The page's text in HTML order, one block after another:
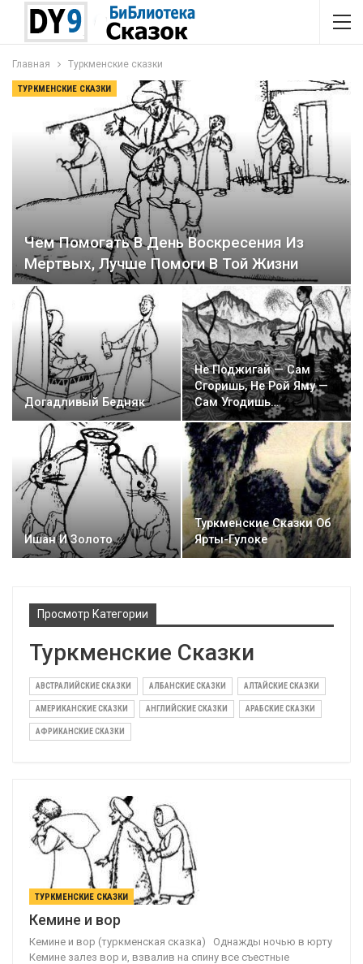
Главная Туркменские сказки
ТУРКМЕНСКИЕ СКАЗКИ
Чем Помогать В День Воскресения Из
Мертвых, Лучше Помоги В Той Жизни
Догадливый Бедняк
Не Поджигай — Сам
Сгоришь, Не Рой Яму —
Сам Угодишь…
Ишан И Золото
Туркменские Сказки Об
Ярты-Гулоке
Просмотр Категории
Туркменские Сказки
АВСТРАЛИЙСКИЕ СКАЗКИ АЛБАНСКИЕ СКАЗКИ АЛТАЙСКИЕ СКАЗКИ
АМЕРИКАНСКИЕ СКАЗКИ АНГЛИЙСКИЕ СКАЗКИ АРАБСКИЕ СКАЗКИ
АФРИКАНСКИЕ СКАЗКИ
ТУРКМЕНСКИЕ СКАЗКИ
Кемине и вор
Кемине и вор (туркменская сказка) Однажды ночью в юрту
Кемине залез вор и, взвалив на спину все съестные